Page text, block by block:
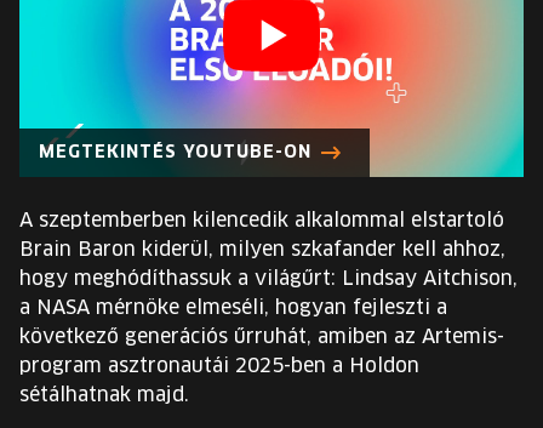
language:
MEGTEKINTÉS YOUTUBE-ON
A szeptemberben kilencedik alkalommal elstartoló
Brain Baron kiderül, milyen szkafander kell ahhoz,
hogy meghódíthassuk a világűrt: Lindsay Aitchison,
a NASA mérnöke elmeséli, hogyan fejleszti a
következő generációs űrruhát, amiben az Artemis-
program asztronautái 2025-ben a Holdon
sétálhatnak majd.